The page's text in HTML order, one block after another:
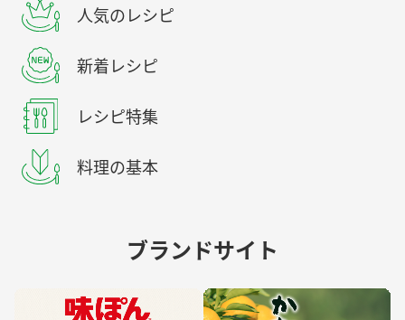
人気のレシピ
新着レシピ
レシピ特集
料理の基本
ブランドサイト